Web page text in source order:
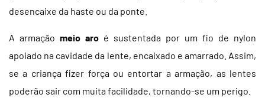
desencaixe da haste ou da ponte.
A armação meio aro é sustentada por um fio de nylon
apoiado na cavidade da lente, encaixado e amarrado. Assim,
se a criança fizer força ou entortar a armação, as lentes
poderão sair com muita facilidade, tornando-se um perigo.